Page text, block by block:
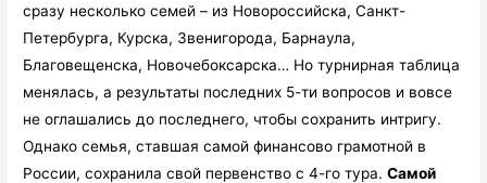
сразу несколько семей – из Новороссийска, Санкт-
Петербурга, Курска, Звенигорода, Барнаула,
Благовещенска, Новочебоксарска… Но турнирная таблица
менялась, а результаты последних 5-ти вопросов и вовсе
не оглашались до последнего, чтобы сохранить интригу.
Однако семья, ставшая самой финансово грамотной в
России, сохранила свой первенство с 4-го тура.Самой